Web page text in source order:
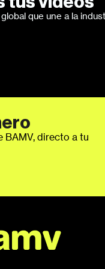
que une a la
BAMV, directo a tu